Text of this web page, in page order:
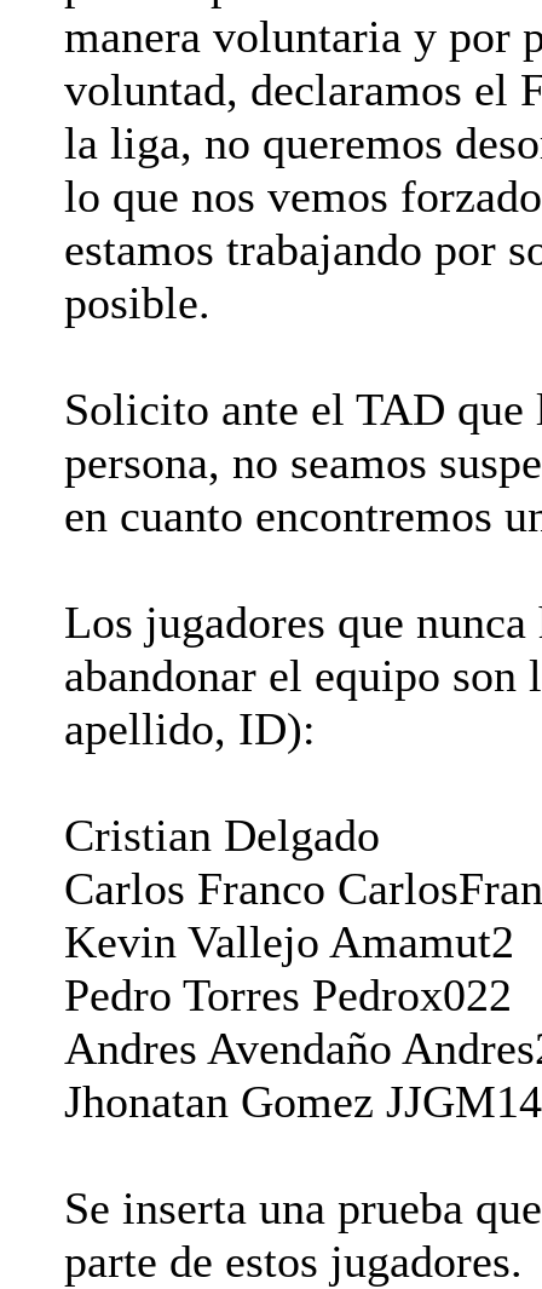
manera voluntaria y por
voluntad, declaramos el
la liga, no queremos
lo que nos vemos
estamos trabajando por
posible.
Solicito ante el TAD que
persona, no seamos
en cuanto encontremos
Los jugadores que
abandonar el equipo
apellido, ID):
Cristian Delgado
Carlos Franco
Kevin Vallejo Amamut2
Pedro Torres Pedrox022
Andres Avendaño
Jhonatan Gomez JJGM14
Se inserta una prueba
parte de estos jugadores.